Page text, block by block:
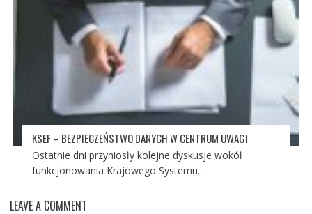
KSEF – BEZPIECZEŃSTWO DANYCH W CENTRUM UWAGI
Ostatnie dni przyniosły kolejne dyskusje wokół
funkcjonowania Krajowego Systemu...
LEAVE A COMMENT